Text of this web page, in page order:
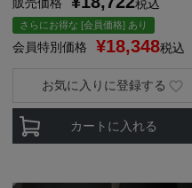
販売価格 税込
さらにお得な [会員価格] あり
会員特別価格 ¥18,348税込
カートに入れる
お気に入りに登録する